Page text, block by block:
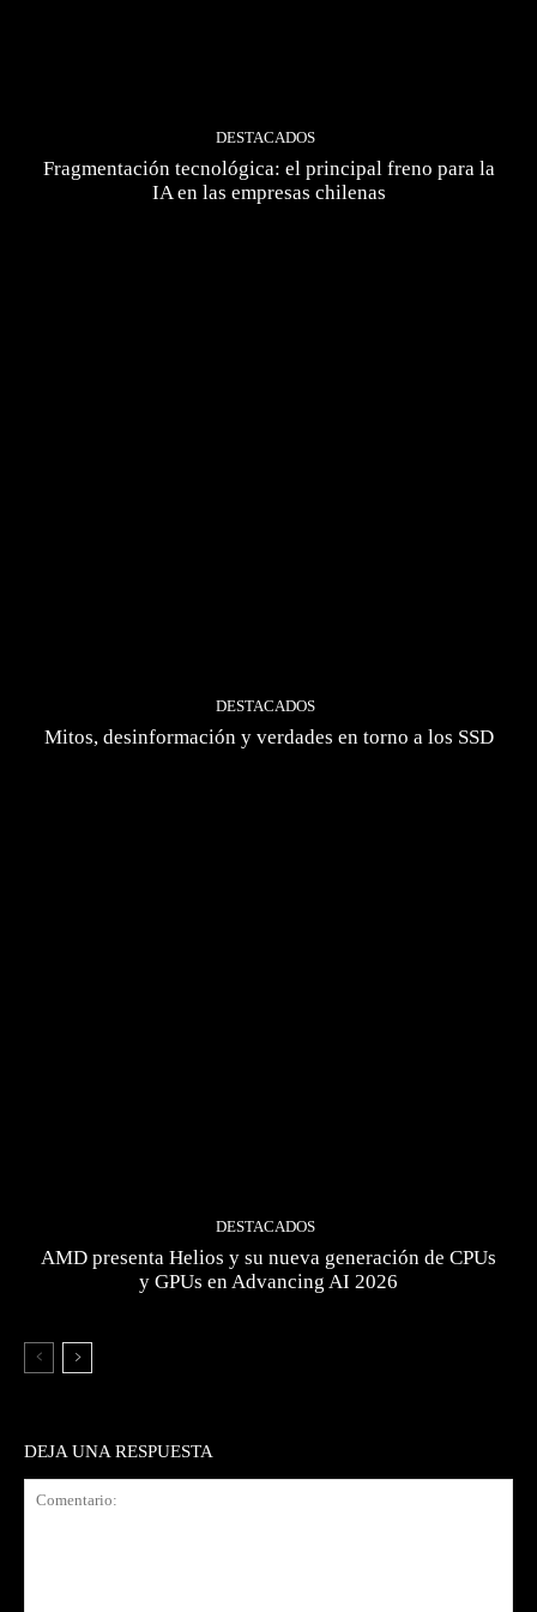
DESTACADOS
Fragmentación tecnológica: el principal freno para la
IA en las empresas chilenas
DESTACADOS
Mitos, desinformación y verdades en torno a los SSD
DESTACADOS
AMD presenta Helios y su nueva generación de CPUs
y GPUs en Advancing AI 2026
DEJA UNA RESPUESTA